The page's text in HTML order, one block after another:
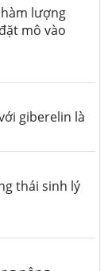
lượng
mô vào
giberelin là
thái sinh lý